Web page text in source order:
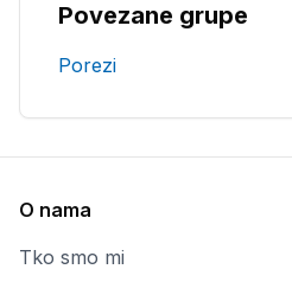
Povezane grupe
Porezi
O nama
Tko smo mi